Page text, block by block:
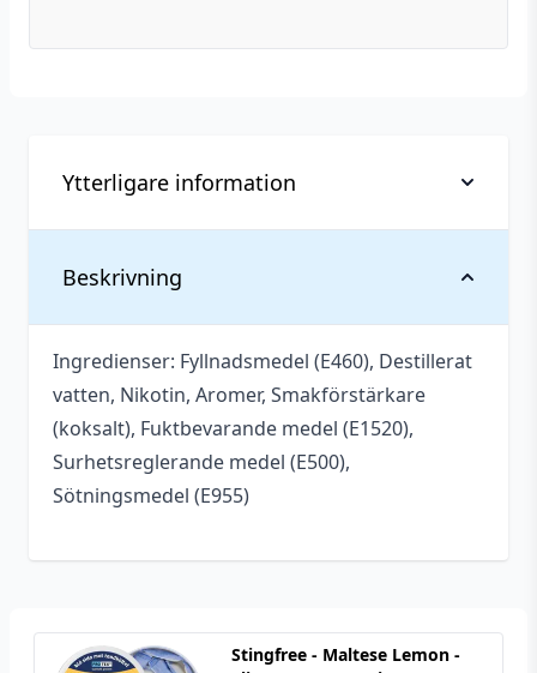
Beskrivning
Ingredienser: Fyllnadsmedel (E460), Destillerat
vatten, Nikotin, Aromer, Smakförstärkare
(koksalt), Fuktbevarande medel (E1520),
Surhetsreglerande medel (E500),
Sötningsmedel (E955)
Ytterligare information
Vikt
Antal
1 st
Smakprofil
Okänt
Tillverkare
XQS
Typ
All white snus
Innehåll/förpackning 10 g
Stingfree - Maltese Lemon -